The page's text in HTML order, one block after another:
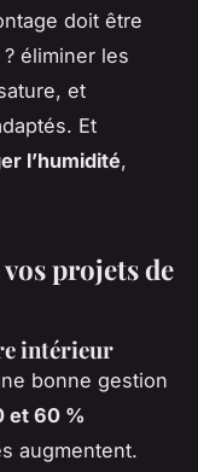
doit être
éliminer les
et
Et
l’humidité,
projets de
intérieur
bonne gestion
et 60 %
augmentent.